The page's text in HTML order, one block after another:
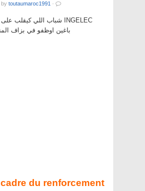
by toutaumaroc1991 ·
du renforcement